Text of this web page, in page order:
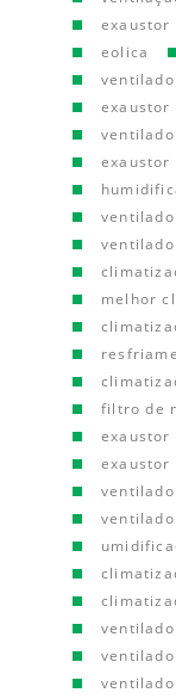
exaustor
eolica
exaustor
exaustor
melhor
filtro de
exaustor
exaustor